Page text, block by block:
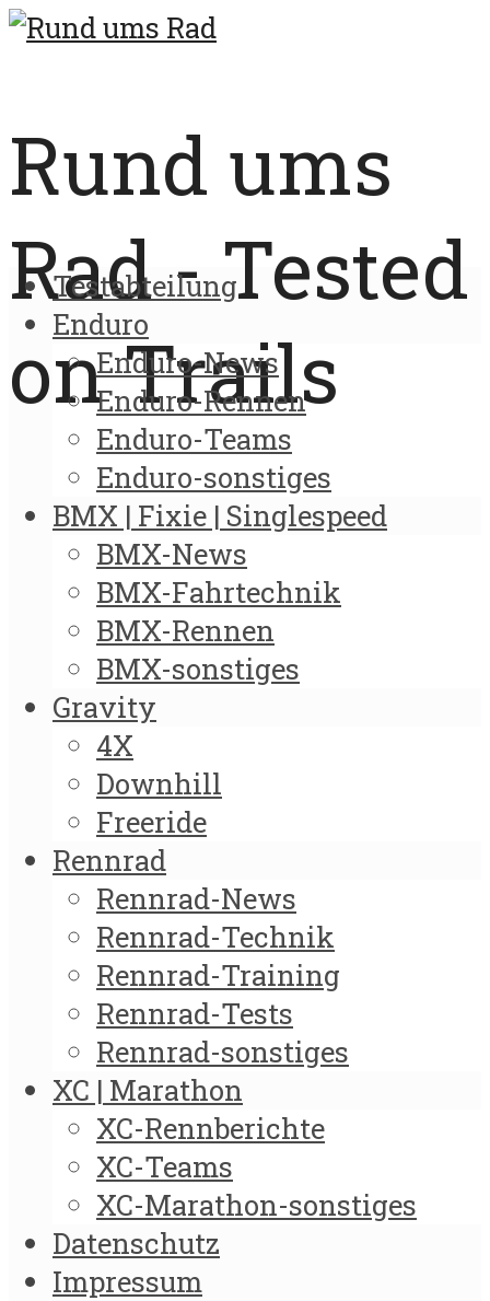
Rund ums
Rad - Tested
on Trails
Testabteilung
Enduro
Enduro-News
Enduro-Rennen
Enduro-Teams
Enduro-sonstiges
BMX | Fixie | Singlespeed
BMX-News
BMX-Fahrtechnik
BMX-Rennen
BMX-sonstiges
Gravity
4X
Downhill
Freeride
Rennrad
Rennrad-News
Rennrad-Technik
Rennrad-Training
Rennrad-Tests
Rennrad-sonstiges
XC | Marathon
XC-Rennberichte
XC-Teams
XC-Marathon-sonstiges
Datenschutz
Impressum